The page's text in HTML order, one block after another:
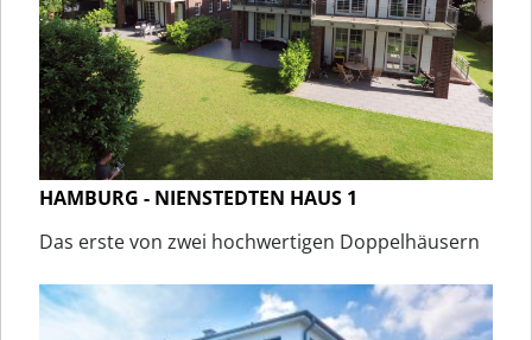
HAMBURG - NIENSTEDTEN HAUS 1
Das erste von zwei hochwertigen Doppelhäusern